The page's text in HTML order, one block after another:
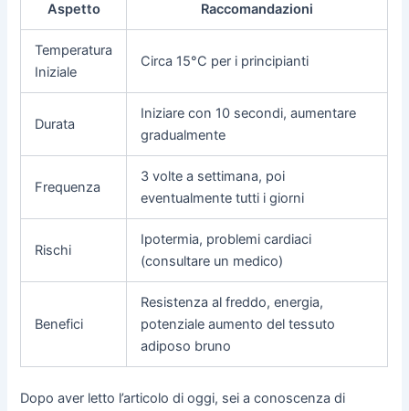
Aspetto Raccomandazioni
Temperatura
Iniziale
Circa 15°C per i principianti
Durata
Iniziare con 10 secondi, aumentare
gradualmente
Frequenza
3 volte a settimana, poi
eventualmente tutti i giorni
Rischi
Ipotermia, problemi cardiaci
(consultare un medico)
Benefici
Resistenza al freddo, energia,
potenziale aumento del tessuto
adiposo bruno
Dopo aver letto l’articolo di oggi, sei a conoscenza di